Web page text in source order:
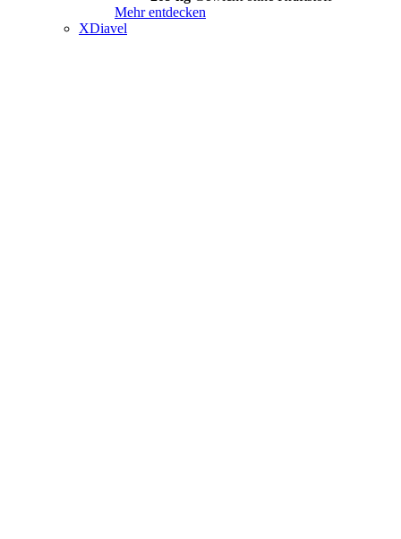
Mehr entdecken
XDiavel